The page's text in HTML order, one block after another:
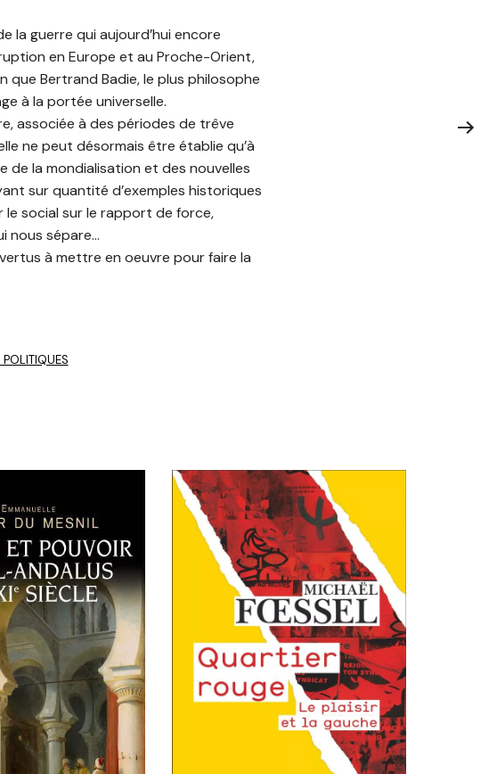
la guerre qui aujourd’hui encore
en Europe et au Proche-Orient,
que Bertrand Badie, le plus philosophe
à la portée universelle.
associée à des périodes de trêve
ne peut désormais être établie qu’à
de la mondialisation et des nouvelles
sur quantité d’exemples historiques
le social sur le rapport de force,
nous sépare…
à mettre en oeuvre pour faire la
POLITIQUES